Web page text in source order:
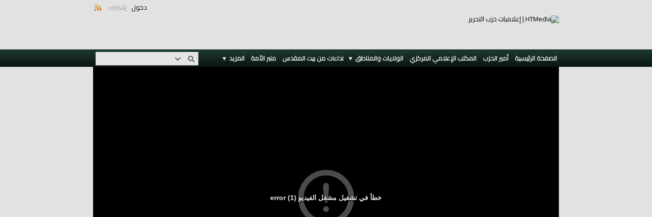
دخول إشتراك:
الصفحة الرئيسية أمير الحزب المكتب الإعلامي المركزي الولايات والمناطق ▼ نداءات من بيت المقدس منبر الأمة المزيد ▼
خطأ في تشغيل مشغل الفيديو (1) error